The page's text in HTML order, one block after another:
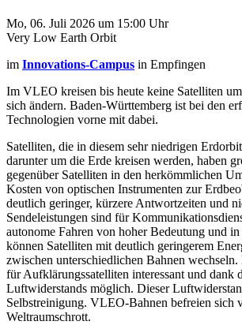
Mo, 06. Juli 2026 um 15:00 Uhr
Very Low Earth Orbit
im Innovations-Campus in Empfingen
Im VLEO kreisen bis heute keine Satelliten
sich ändern. Baden-Württemberg ist bei den
Technologien vorne mit dabei.
Satelliten, die in diesem sehr niedrigen
darunter um die Erde kreisen werden, haben
gegenüber Satelliten in den herkömmlichen
Kosten von optischen Instrumenten zur
deutlich geringer, kürzere Antwortzeiten und
Sendeleistungen sind für
autonome Fahren von hoher Bedeutung und
können Satelliten mit deutlich geringerem
zwischen unterschiedlichen Bahnen
für Aufklärungssatelliten interessant und dank
Luftwiderstands möglich. Dieser
Selbstreinigung. VLEO-Bahnen befreien sich
Weltraumschrott.